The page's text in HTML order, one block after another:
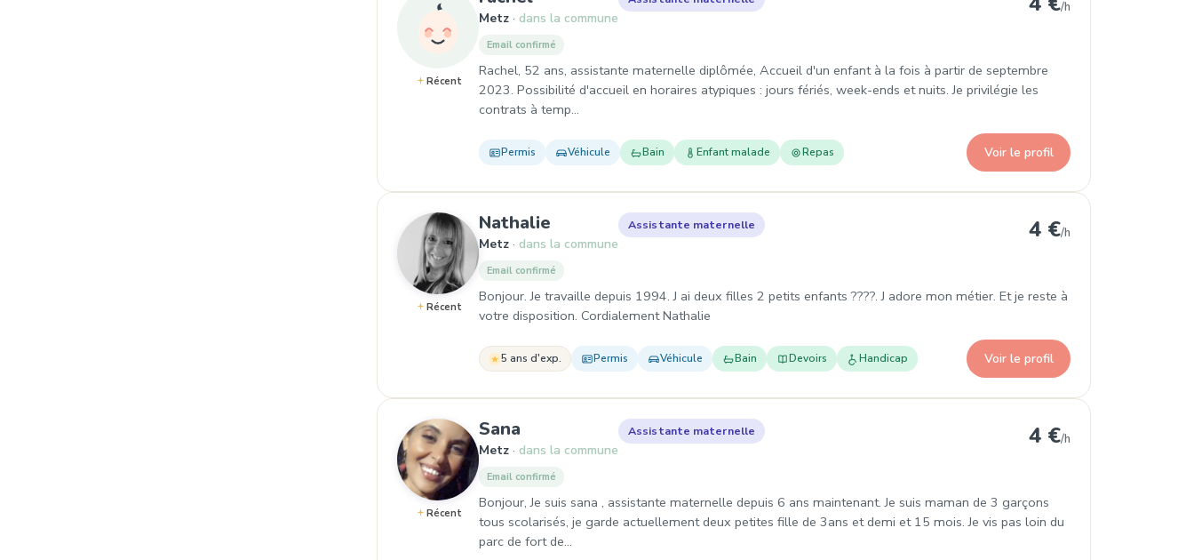
Récent
Metz dans la commune
/h
Email confirmé
Rachel, 52 ans, assistante maternelle diplômée, Accueil d'un enfant à la fois à partir de septembre
2023. Possibilité d'accueil en horaires atypiques : jours fériés, week-ends et nuits. Je privilégie les
contrats à temp…
Permis Véhicule Bain Enfant malade Repas Voir le profil
Récent
Nathalie , Assistante maternelle à Metz
Metz dans la commune
Assistante maternelle 4 €/h
Email confirmé
Bonjour. Je travaille depuis 1994. J ai deux filles 2 petits enfants ????. J adore mon métier. Et je reste à
votre disposition. Cordialement Nathalie
5 ans d'exp. Permis Véhicule Bain Devoirs Handicap Voir le profil
Récent
Sana , Assistante maternelle à Metz
Metz dans la commune
Assistante maternelle 4 €/h
Email confirmé
Bonjour, Je suis sana , assistante maternelle depuis 6 ans maintenant. Je suis maman de 3 garçons
tous scolarisés, je garde actuellement deux petites fille de 3ans et demi et 15 mois. Je vis pas loin du
parc de fort de…